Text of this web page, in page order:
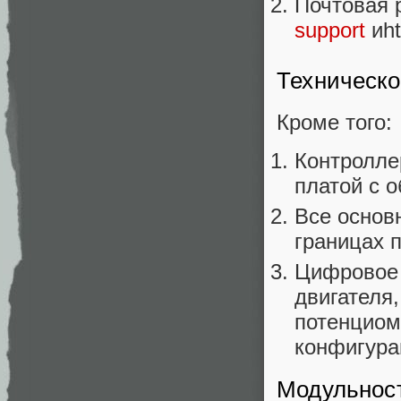
support
Кроме того:
платой с
Все
границах
Цифровое